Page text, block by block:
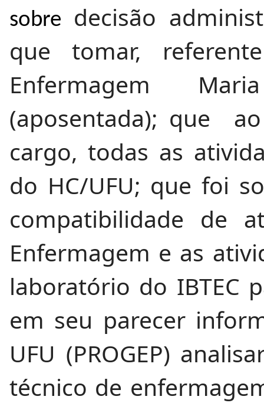
sobre decisão
que tomar,
Enfermagem
(aposentada); que
cargo, todas as
do HC/UFU; que foi
compatibilidade de
Enfermagem e as
laboratório do IBTEC
em seu parecer
UFU (PROGEP)
técnico de